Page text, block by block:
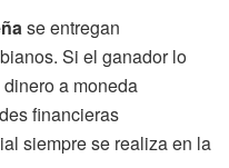
se entregan
Si el ganador lo
a moneda
financieras
siempre se realiza en la